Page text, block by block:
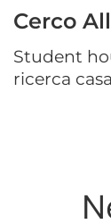
Cerco
Student
ricerca